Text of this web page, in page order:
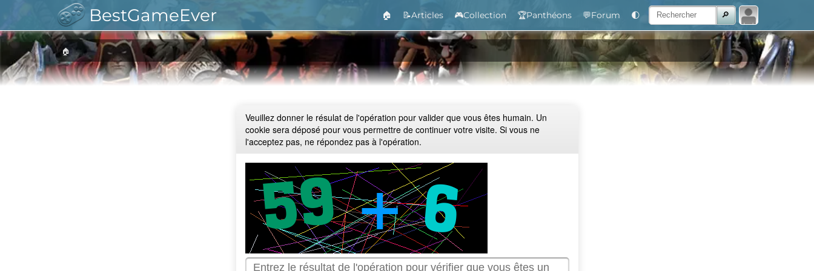
BestGameEver 🏠 📝Articles 🎮Collection 🏆Panthéons 💬Forum 🌓
🏠
Veuillez donner le résulat de l'opération pour valider que vous êtes humain. Un
cookie sera déposé pour vous permettre de continuer votre visite. Si vous ne
l'acceptez pas, ne répondez pas à l'opération.